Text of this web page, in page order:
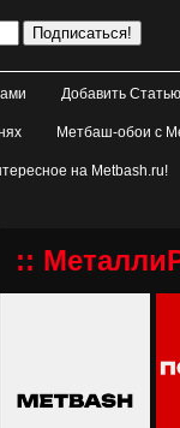
Добавить Статью
Метбаш-обои с
на Metbash.ru!
::